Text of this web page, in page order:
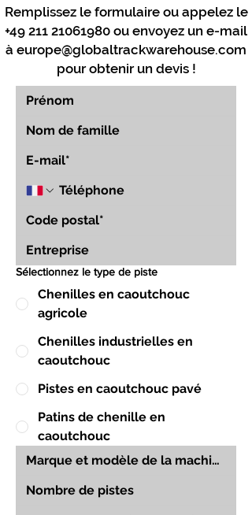
Remplissez le formulaire ou appelez le
+49 211 21061980 ou envoyez un e-mail
à europe@globaltrackwarehouse.com
pour obtenir un devis !
Sélectionnez le type de piste
Chenilles en caoutchouc
agricole
Chenilles industrielles en
caoutchouc
Pistes en caoutchouc pavé
Patins de chenille en
caoutchouc